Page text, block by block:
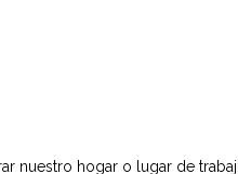
hogar o lugar de